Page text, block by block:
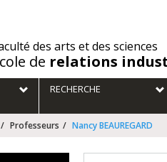
des arts et des sciences
de relations
RECHERCHE
Professeurs Nancy BEAUREGARD